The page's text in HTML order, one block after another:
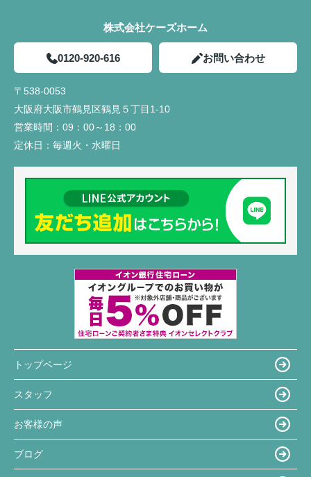
株式会社ケーズホーム
0120-920-616 お問い合わせ
〒538-0053
大阪府大阪市鶴見区鶴見５丁目1-10
営業時間： 09：00～18：00
定休日： 毎週火・水曜日
トップページ
スタッフ
お客様の声
ブログ